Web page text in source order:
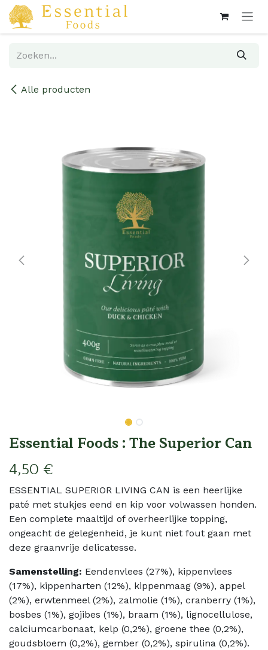
Overslaan naar inhoud
Alle producten
Essential Foods : The Superior Can
4,50 €
ESSENTIAL SUPERIOR LIVING CAN is een heerlijke
paté met stukjes eend en kip voor volwassen honden.
Een complete maaltijd of overheerlijke topping,
ongeacht de gelegenheid, je kunt niet fout gaan met
deze graanvrije delicatesse.
Samenstelling: Eendenvlees (27%), kippenvlees
(17%), kippenharten (12%), kippenmaag (9%), appel
(2%), erwtenmeel (2%), zalmolie (1%), cranberry (1%),
bosbes (1%), gojibes (1%), braam (1%), lignocellulose,
calciumcarbonaat, kelp (0,2%), groene thee (0,2%),
goudsbloem (0,2%), gember (0,2%), spirulina (0,2%).